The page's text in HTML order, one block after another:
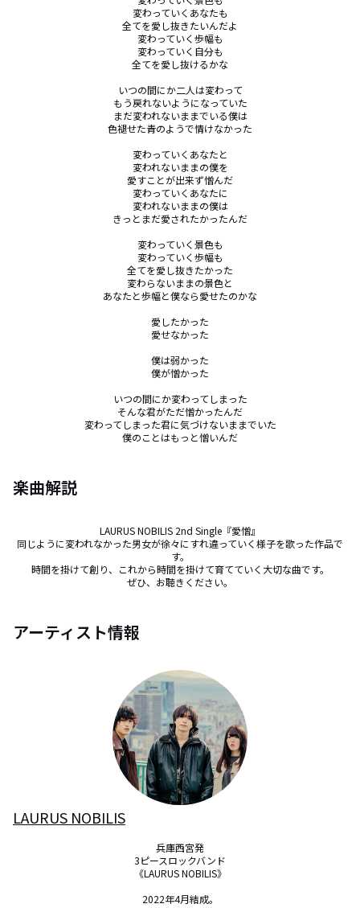
変わっていくあなたも
全てを愛し抜きたいんだよ
変わっていく歩幅も
変わっていく自分も
全てを愛し抜けるかな
いつの間にか二人は変わって
もう戻れないようになっていた
まだ変われないままでいる僕は
色褪せた青のようで情けなかった
変わっていくあなたと
変われないままの僕を
愛すことが出来ず憎んだ
変わっていくあなたに
変われないままの僕は
きっとまだ愛されたかったんだ
変わっていく景色も
変わっていく歩幅も
全てを愛し抜きたかった
変わらないままの景色と
あなたと歩幅と僕なら愛せたのかな
愛したかった
愛せなかった
僕は弱かった
僕が憎かった
いつの間にか変わってしまった
そんな君がただ憎かったんだ
変わってしまった君に気づけないままでいた
僕のことはもっと憎いんだ
楽曲解説
LAURUS NOBILIS 2nd Single『愛憎』
同じように変われなかった男女が徐々にすれ違っていく様子を歌った作品で
す。
時間を掛けて創り、これから時間を掛けて育てていく大切な曲です。
ぜひ、お聴きください。
アーティスト情報
LAURUS NOBILIS
兵庫西宮発
3ピースロックバンド
《LAURUS NOBILIS》
2022年4月結成。